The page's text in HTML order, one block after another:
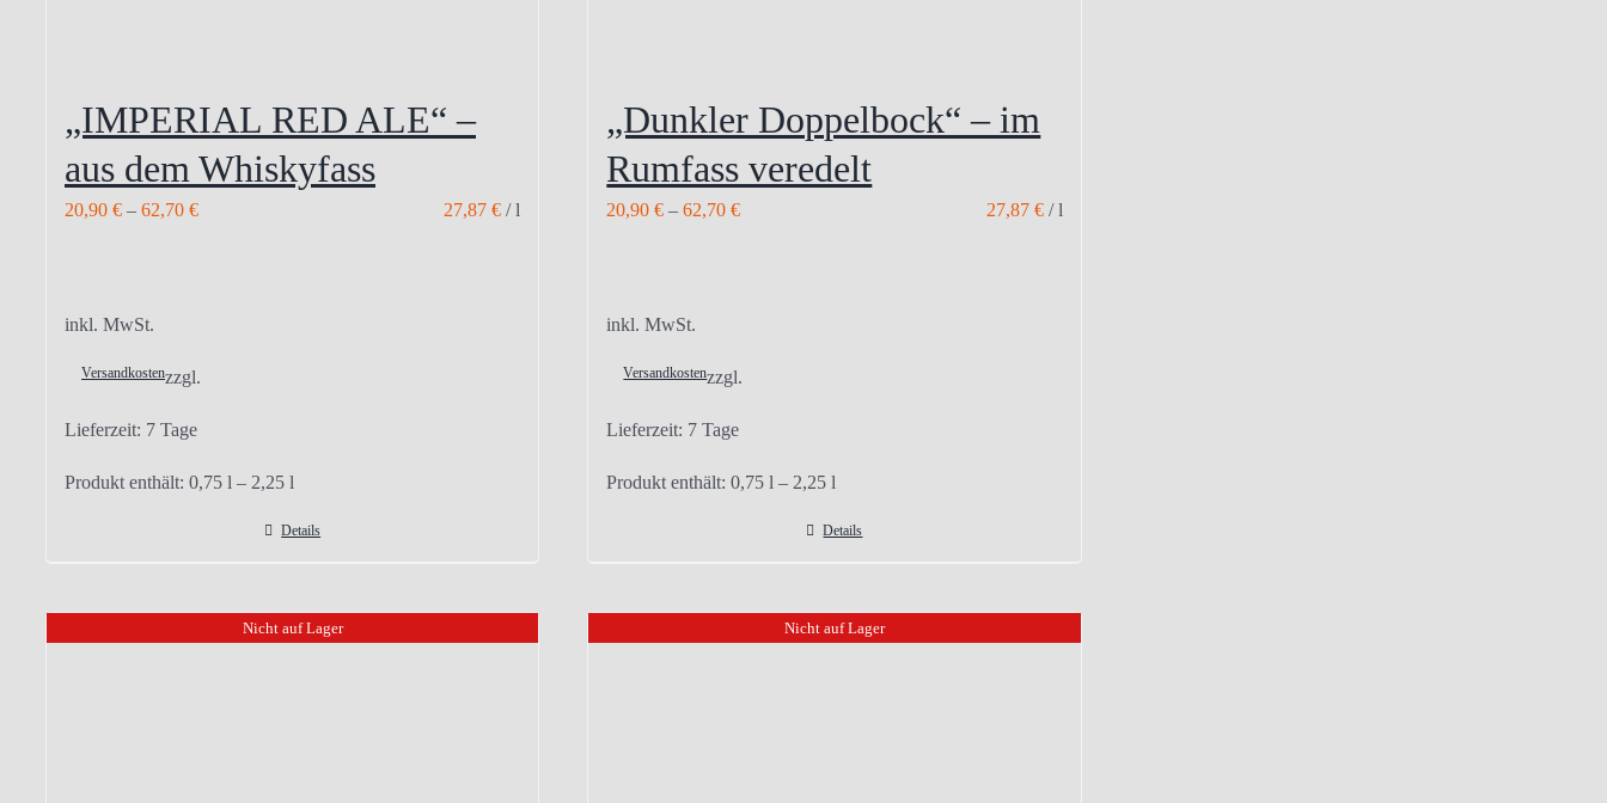
„IMPERIAL RED ALE“ –
aus dem Whiskyfass
20,90 € – 62,70 € 27,87€ /l
inkl. MwSt.
zzgl.
Versandkosten
Lieferzeit: 7 Tage
Produkt enthält: 0,75 l – 2,25 l
Details
„Dunkler Doppelbock“ – im
Rumfass veredelt
20,90€ –62,70€ 27,87 €/l
inkl. MwSt.
zzgl.
Versandkosten
Lieferzeit: 7 Tage
Produkt enthält: 0,75l – 2,25l
Details
Nicht auf Lager Nicht auf Lager